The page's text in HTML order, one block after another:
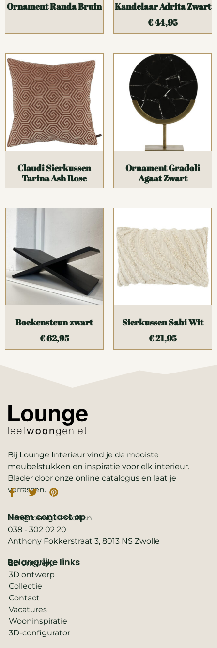
Ornament Randa Bruin
Kandelaar Adrita Zwart
€44,95
Claudi Sierkussen
Tarina Ash Rose
Ornament Gradoli
Agaat Zwart
Boekensteun zwart
€62,95
Sierkussen Sabi Wit
€21,95
Bij Lounge Interieur vind je de mooiste
meubelstukken en inspiratie voor elk interieur.
Blader door onze online catalogus en laat je
verrassen.
Belangrijke links
2D ontwerp
3D ontwerp
Collectie
Contact
Vacatures
Wooninspiratie
3D-configurator
Neem contact op
info@lounge-zwolle.nl
038 - 302 02 20
Anthony Fokkerstraat 3, 8013 NS Zwolle